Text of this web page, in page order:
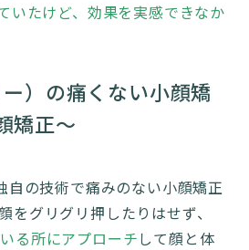
いたけど、効果を実感できなか
）の痛くない小顔矯
矯正～
自の技術で痛みのない小顔矯正
をグリグリ押したりはせず、
る所にアプローチして顔と体